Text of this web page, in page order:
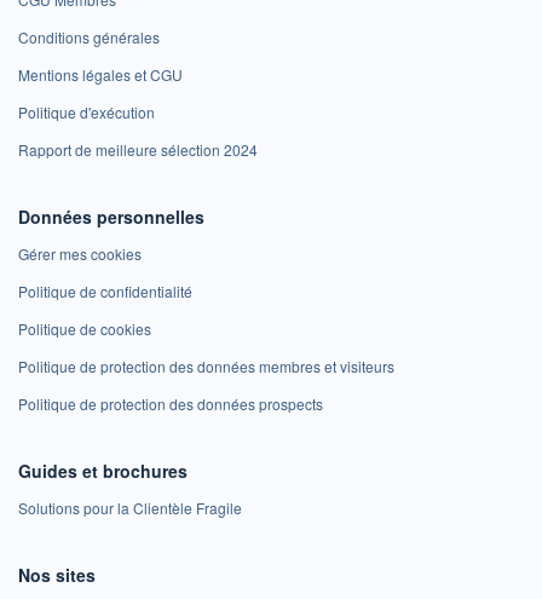
Conditions générales
Mentions légales et CGU
Politique d'exécution
Rapport de meilleure sélection 2024
Données personnelles
Gérer mes cookies
Politique de confidentialité
Politique de cookies
Politique de protection des données membres et visiteurs
Politique de protection des données prospects
Guides et brochures
Solutions pour la Clientèle Fragile
Nos sites